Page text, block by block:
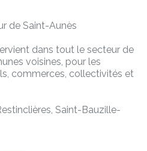
de Saint-Aunès
dans tout le secteur de
voisines, pour les
commerces, collectivités et
Saint-Bauzille-